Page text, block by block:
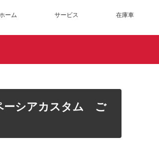
ーム サービス 在庫車
シアカスタム ご